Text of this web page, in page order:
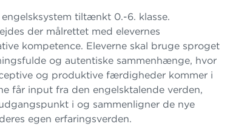
tiltænkt 0.-6. klasse.
der målrettet med elevernes
kompetence. Eleverne skal bruge sproget
og autentiske sammenhænge, hvor
og produktive færdigheder kommer i
får input fra den engelsktalende verden,
i og sammenligner de nye
egen erfaringsverden.